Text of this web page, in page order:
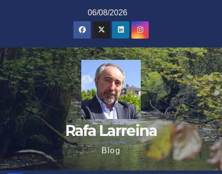
06/08/2026
Rafa Larreina
Blog